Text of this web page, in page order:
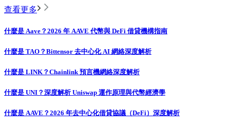
查看更多
什麼是 Aave？2026 年 AAVE 代幣與 DeFi 借貸機構指南
什麼是 TAO？Bittensor 去中心化 AI 網絡深度解析
什麼是 LINK？Chainlink 預言機網絡深度解析
什麼是 UNI？深度解析 Uniswap 運作原理與代幣經濟學
什麼是 AAVE？2026 年去中心化借貸協議（DeFi）深度解析